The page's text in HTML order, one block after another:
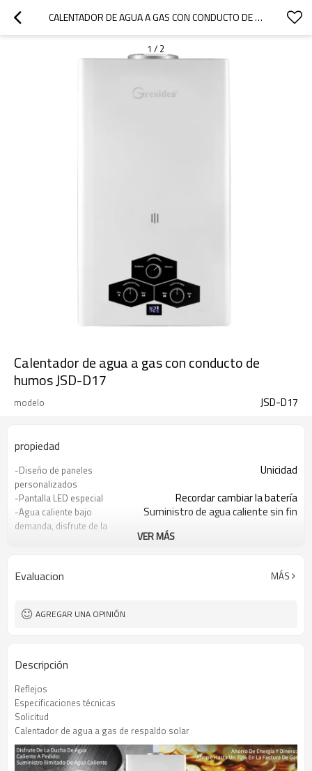
CALENTADOR DE AGUA A GAS CON CONDUCTO DE HUMOS JSD-D17
1 / 2
Calentador de agua a gas con conducto de
humos JSD-D17
modelo JSD-D17
propiedad
-Diseño de paneles
personalizados
Unicidad
-Pantalla LED especial Recordar cambiar la batería
-Agua caliente bajo
demanda, disfrute de la
Suministro de agua caliente sin fin
-Protección múltiple Garantiza la seguridad de tu familia
VER MÁS
Evaluacion MÁS
AGREGAR UNA OPINIÓN
Descripción
Reflejos
Especificaciones técnicas
Solicitud
Calentador de agua a gas de respaldo solar